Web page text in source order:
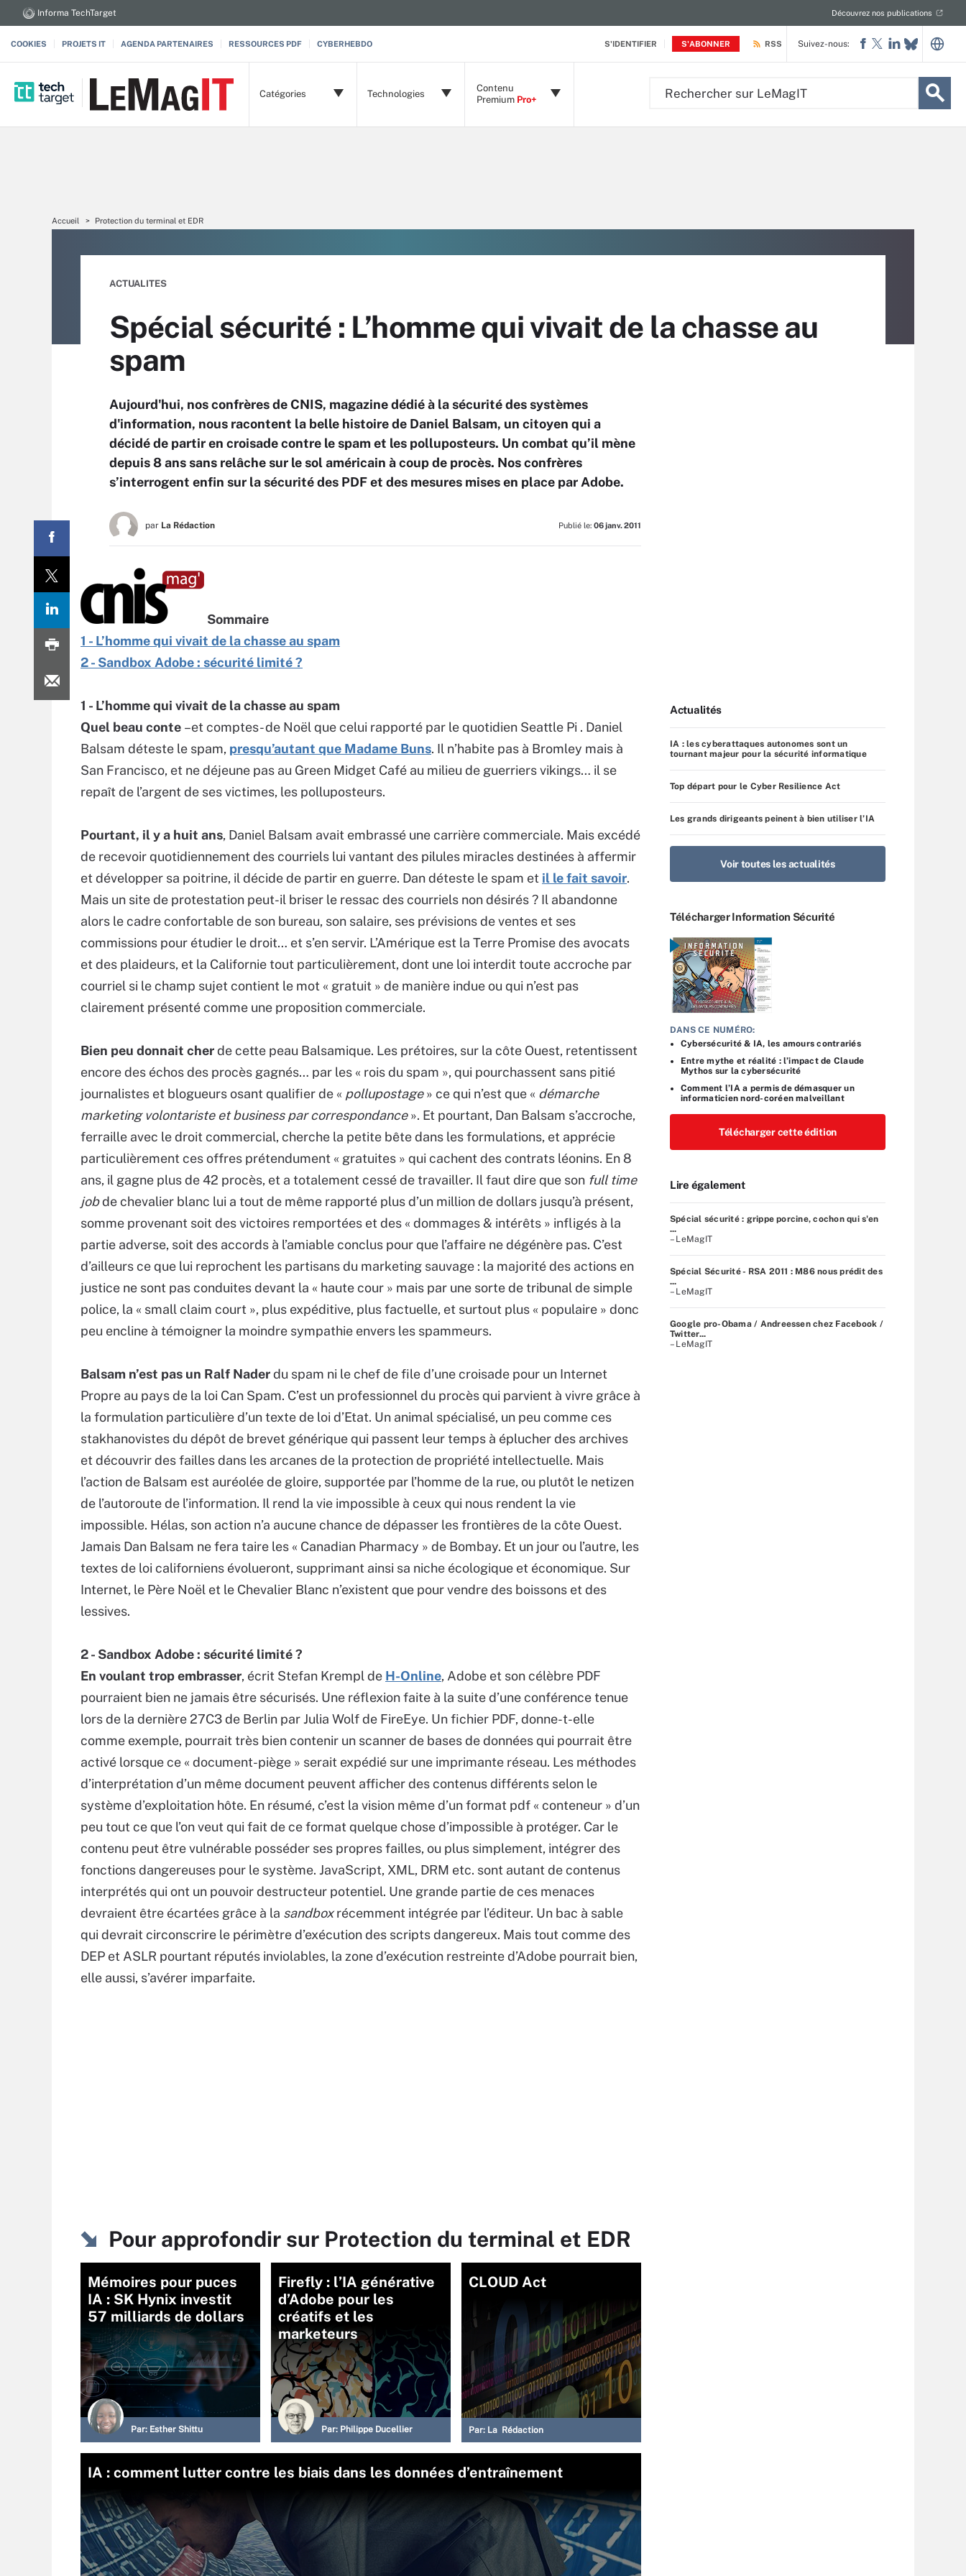
S'IDENTIFIER S'ABONNER
Informa TechTarget Découvrez nos publications
COOKIES PROJETS IT AGENDA PARTENAIRES RESSOURCES PDF CYBERHEBDO RSS
Catégories Technologies
Contenu
Premium Pro+
Suivez-nous:
Accueil Protection du terminal et EDR
ACTUALITES
Spécial sécurité : L’homme qui vivait de la chasse au
spam
Aujourd'hui, nos confrères de CNIS, magazine dédié à la sécurité des systèmes
d'information, nous racontent la belle histoire de Daniel Balsam, un citoyen qui a
décidé de partir en croisade contre le spam et les polluposteurs. Un combat qu’il mène
depuis 8 ans sans relâche sur le sol américain à coup de procès. Nos confrères
s’interrogent enfin sur la sécurité des PDF et des mesures mises en place par Adobe.
par La Rédaction Publié le: 06 janv. 2011
Sommaire
1 - L’homme qui vivait de la chasse au spam
2 - Sandbox Adobe : sécurité limité ?
1 - L’homme qui vivait de la chasse au spam
Quel beau conte –et comptes- de Noël que celui rapporté par le quotidien Seattle Pi . Daniel
Balsam déteste le spam, presqu’autant que Madame Buns. Il n’habite pas à Bromley mais à
San Francisco, et ne déjeune pas au Green Midget Café au milieu de guerriers vikings… il se
repaît de l’argent de ses victimes, les polluposteurs.
Pourtant, il y a huit ans, Daniel Balsam avait embrassé une carrière commerciale. Mais excédé
de recevoir quotidiennement des courriels lui vantant des pilules miracles destinées à affermir
et développer sa poitrine, il décide de partir en guerre. Dan déteste le spam et il le fait savoir.
Mais un site de protestation peut-il briser le ressac des courriels non désirés ? Il abandonne
alors le cadre confortable de son bureau, son salaire, ses prévisions de ventes et ses
commissions pour étudier le droit… et s’en servir. L’Amérique est la Terre Promise des avocats
et des plaideurs, et la Californie tout particulièrement, dont une loi interdit toute accroche par
courriel si le champ sujet contient le mot « gratuit » de manière indue ou qui n’est pas
clairement présenté comme une proposition commerciale.
Bien peu donnait cherde cette peau Balsamique. Les prétoires, sur la côte Ouest, retentissent
encore des échos des procès gagnés… par les « rois du spam », qui pourchassent sans pitié
journalistes et blogueurs osant qualifier de « pollupostage» ce qui n’est que « démarche
marketing volontariste et business par correspondance». Et pourtant, Dan Balsam s’accroche,
ferraille avec le droit commercial, cherche la petite bête dans les formulations, et apprécie
particulièrement ces offres prétendument « gratuites » qui cachent des contrats léonins. En 8
ans, il gagne plus de 42 procès, et a totalement cessé de travailler. Il faut dire que son full time
jobde chevalier blanc lui a tout de même rapporté plus d’un million de dollars jusqu’à présent,
somme provenant soit des victoires remportées et des « dommages & intérêts » infligés à la
partie adverse, soit des accords à l’amiable conclus pour que l’affaire ne dégénère pas. C’est
d’ailleurs ce que lui reprochent les partisans du marketing sauvage : la majorité des actions en
justice ne sont pas conduites devant la « haute cour » mais par une sorte de tribunal de simple
police, la « small claim court », plus expéditive, plus factuelle, et surtout plus « populaire » donc
peu encline à témoigner la moindre sympathie envers les spammeurs.
Balsam n’est pas un Ralf Naderdu spam ni le chef de file d’une croisade pour un Internet
Propre au pays de la loi Can Spam. C’est un professionnel du procès qui parvient à vivre grâce à
la formulation particulière d’un texte de loi d’Etat. Un animal spécialisé, un peu comme ces
stakhanovistes du dépôt de brevet générique qui passent leur temps à éplucher des archives
et découvrir des failles dans les arcanes de la protection de propriété intellectuelle. Mais
l’action de Balsam est auréolée de gloire, supportée par l’homme de la rue, ou plutôt le netizen
de l’autoroute de l’information. Il rend la vie impossible à ceux qui nous rendent la vie
impossible. Hélas, son action n’a aucune chance de dépasser les frontières de la côte Ouest.
Jamais Dan Balsam ne fera taire les « Canadian Pharmacy » de Bombay. Et un jour ou l’autre, les
textes de loi californiens évolueront, supprimant ainsi sa niche écologique et économique. Sur
Internet, le Père Noël et le Chevalier Blanc n’existent que pour vendre des boissons et des
lessives.
2 - Sandbox Adobe : sécurité limité ?
En voulant trop embrasser, écrit Stefan Krempl de H-Online, Adobe et son célèbre PDF
pourraient bien ne jamais être sécurisés. Une réflexion faite à la suite d’une conférence tenue
lors de la dernière 27C3 de Berlin par Julia Wolf de FireEye. Un fichier PDF, donne-t-elle
comme exemple, pourrait très bien contenir un scanner de bases de données qui pourrait être
activé lorsque ce « document-piège » serait expédié sur une imprimante réseau. Les méthodes
d’interprétation d’un même document peuvent afficher des contenus différents selon le
système d’exploitation hôte. En résumé, c’est la vision même d’un format pdf « conteneur » d’un
peu tout ce que l’on veut qui fait de ce format quelque chose d’impossible à protéger. Car le
contenu peut être vulnérable posséder ses propres failles, ou plus simplement, intégrer des
fonctions dangereuses pour le système. JavaScript, XML, DRM etc. sont autant de contenus
interprétés qui ont un pouvoir destructeur potentiel. Une grande partie de ces menaces
devraient être écartées grâce à la sandboxrécemment intégrée par l’éditeur. Un bac à sable
qui devrait circonscrire le périmètre d’exécution des scripts dangereux. Mais tout comme des
DEP et ASLR pourtant réputés inviolables, la zone d’exécution restreinte d’Adobe pourrait bien,
elle aussi, s’avérer imparfaite.
Pour approfondir sur Protection du terminal et EDR
Mémoires pour puces
IA : SK Hynix investit
57 milliards de dollars
Par: Esther Shittu
Firefly : l’IA générative
d’Adobe pour les
créatifs et les
marketeurs
Par: Philippe Ducellier
CLOUD Act
Par: La Rédaction
IA : comment lutter contre les biais dans les données d’entraînement
Actualités
IA : les cyberattaques autonomes sont un
tournant majeur pour la sécurité informatique
Top départ pour le Cyber Resilience Act
Les grands dirigeants peinent à bien utiliser l’IA
Voir toutes les actualités
Télécharger Information Sécurité
DANS CE NUMÉRO:
Cybersécurité & IA, les amours contrariés
Entre mythe et réalité : l’impact de Claude
Mythos sur la cybersécurité
Comment l’IA a permis de démasquer un
informaticien nord-coréen malveillant
Télécharger cette édition
Lire également
Spécial sécurité : grippe porcine, cochon qui s'en
...
– LeMagIT
Spécial Sécurité - RSA 2011 : M86 nous prédit des
...
– LeMagIT
Google pro-Obama / Andreessen chez Facebook /
Twitter...
– LeMagIT